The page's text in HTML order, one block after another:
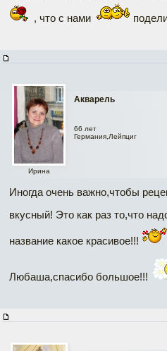
, что с нами
Акварель
Ирина
66 лет
Германия,Лейпциг
Иногда очень важно,чтобы
вкусный! Это как раз то,что
название какое красивое!!!
Любаша,спасибо большое!!!